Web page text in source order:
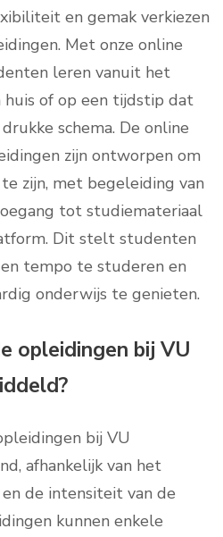
en gemak verkiezen
Met onze online
leren vanuit het
huis of op een tijdstip dat
schema. De online
zijn ontworpen om
zijn, met begeleiding van
tot studiemateriaal
Dit stelt studenten
tempo te studeren en
onderwijs te genieten.
opleidingen bij VU
bij VU
afhankelijk van het
de intensiteit van de
kunnen enkele